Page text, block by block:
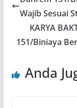
Wajib Sesuai
KARYA
151/Biniaya
Anda